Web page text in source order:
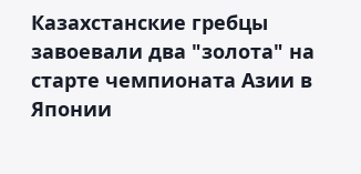
Казахстанские гребцы
завоевали два "золота" на
старте чемпионата Азии в
Японии